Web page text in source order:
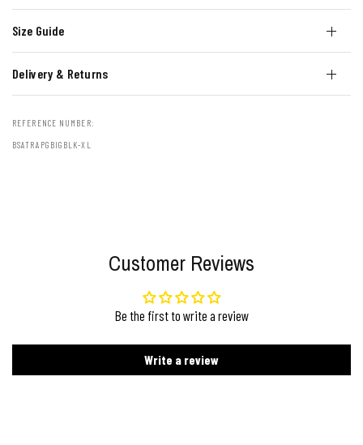
Size Guide
Delivery & Returns
REFERENCE NUMBER:
BSATRAPGBIGBLK-XL
Customer Reviews
Be the first to write a review
Write a review